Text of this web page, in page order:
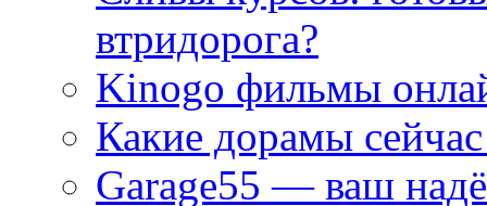
втридорога?
Kinogo фильмы
Какие дорамы
Garage55 — ваш